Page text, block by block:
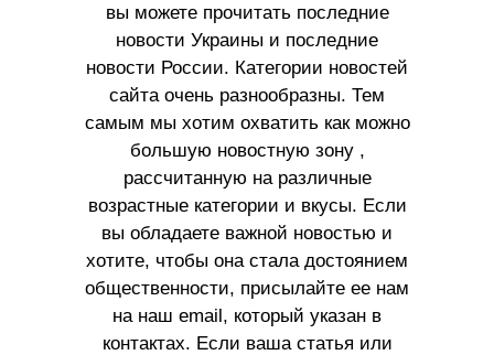
вы можете прочитать последние
новости Украины и последние
новости России. Категории новостей
сайта очень разнообразны. Тем
самым мы хотим охватить как можно
большую новостную зону ,
рассчитанную на различные
возрастные категории и вкусы. Если
вы обладаете важной новостью и
хотите, чтобы она стала достоянием
общественности, присылайте ее нам
на наш email, который указан в
контактах. Если ваша статья или